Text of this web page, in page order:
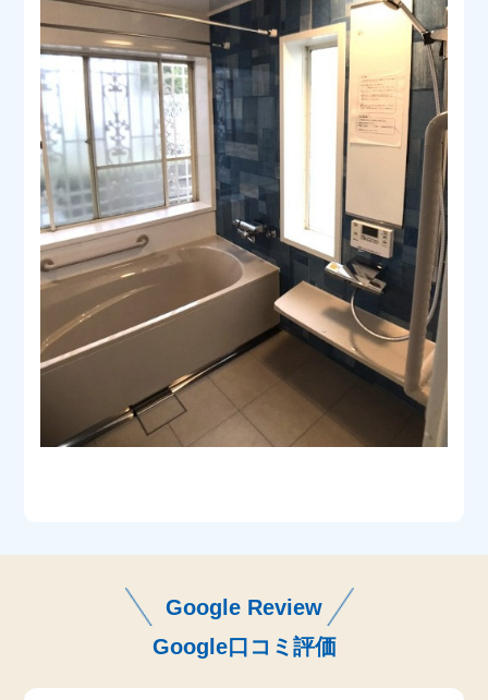
Google Review
Google口コミ評価